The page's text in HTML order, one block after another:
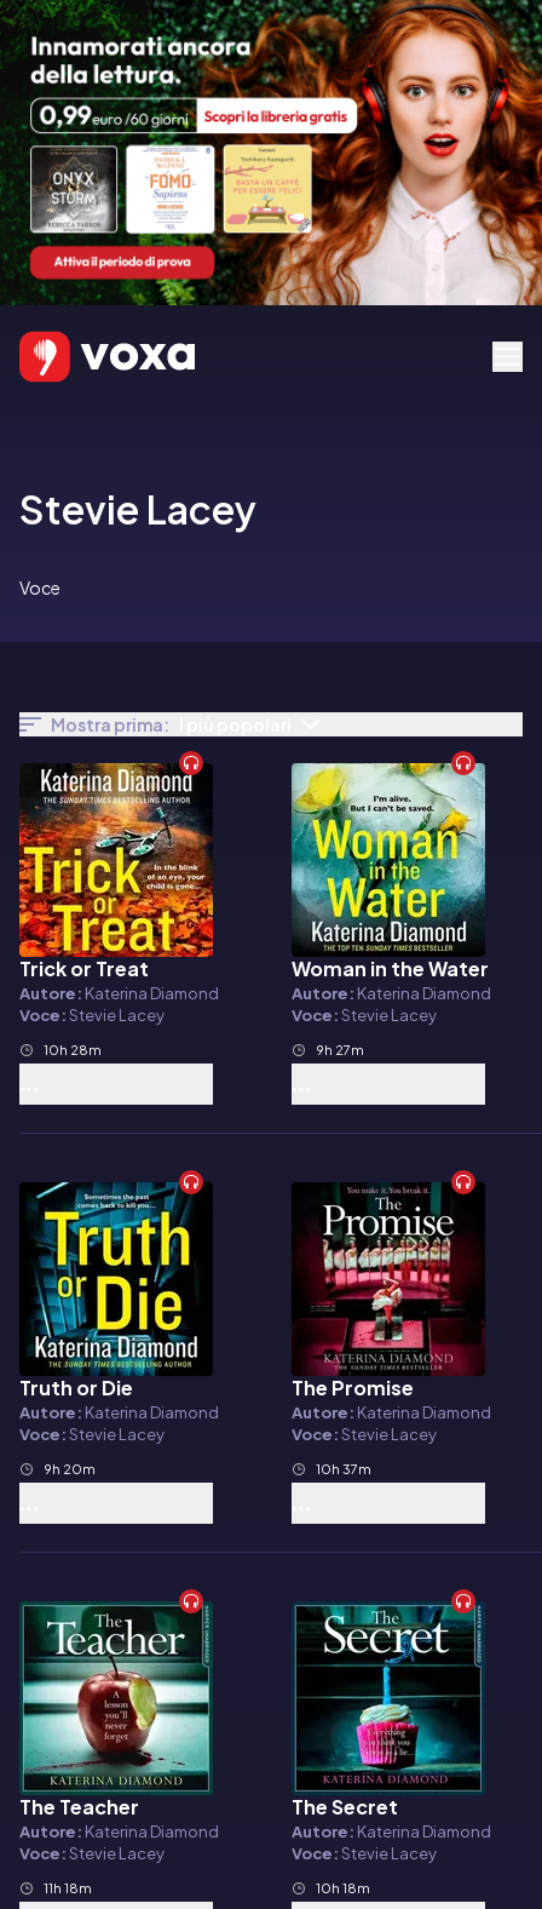
Stevie Lacey
Voce
Mostra prima:
Audiolibro
Trick or Treat
Autore: Katerina Diamond
Voce:Stevie Lacey
10h 28m
Audiolibro
Woman in the Water
Autore: Katerina Diamond
Voce:Stevie Lacey
9h 27m
Audiolibro
Truth or Die
Autore: Katerina Diamond
Voce:Stevie Lacey
9h 20m
Audiolibro
The Promise
Autore: Katerina Diamond
Voce:Stevie Lacey
10h 37m
Audiolibro
The Teacher
Autore: Katerina Diamond
Voce:Stevie Lacey
11h 18m
Audiolibro
The Secret
Autore: Katerina Diamond
Voce:Stevie Lacey
10h 18m